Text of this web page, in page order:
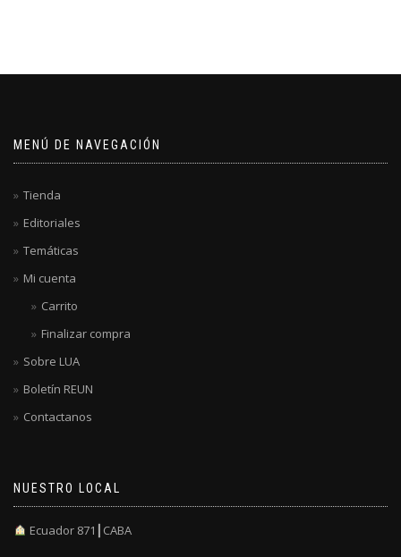
MENÚ DE NAVEGACIÓN
Tienda
Editoriales
Temáticas
Mi cuenta
Carrito
Finalizar compra
Sobre LUA
Boletín REUN
Contactanos
NUESTRO LOCAL
Ecuador 871┃CABA